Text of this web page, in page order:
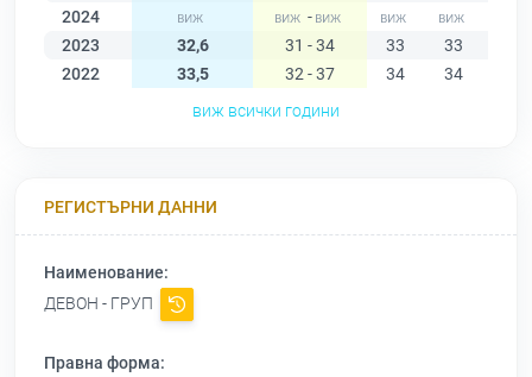
2024
-
2023
32,6 31 - 34 33 33
2022
33,5 32 - 37 34 34
виж всички години
РЕГИСТЪРНИ ДАННИ
Наименование:
ДЕВОН - ГРУП
Правна форма: